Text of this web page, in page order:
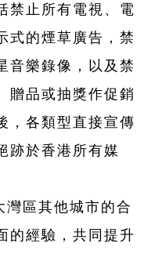
禁止所有電視、電
式的煙草廣告，禁
音樂錄像，以及禁
贈品或抽獎作促銷
，各類型直接宣傳
跡於香港所有媒
灣區其他城市的合
的經驗，共同提升